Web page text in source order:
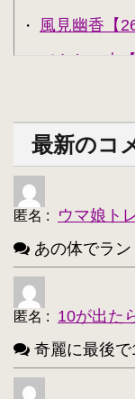
・ 風見幽香【
できない夫
セシリア・
西住みほ【
・ ミーナ・デ
・ ニャル子【
・ ユウキ
・ アクア(この
・ レミリア・
・ アイリスフ
最新のコ
匿名 :
ウマ娘ト
あの体でラ
匿名 :
10が出た
奇麗に最後